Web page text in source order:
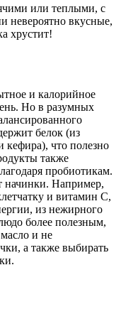
или теплыми, с
невероятно вкусные,
хрустит!
и калорийное
Но в разумных
белок (из
кефира), что полезно
также
пробиотикам.
начинки. Например,
и витамин С,
из нежирного
более полезным,
и не
а также выбирать